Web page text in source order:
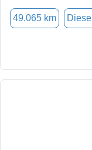
49.065 km Diesel